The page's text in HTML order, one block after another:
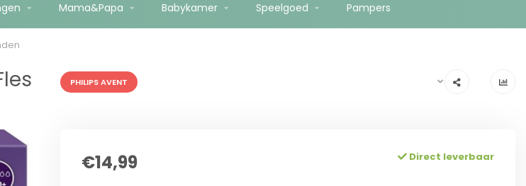
Mama&Papa Babykamer Speelgoed Pampers
PHILIPS AVENT
€14,99 Direct leverbaar